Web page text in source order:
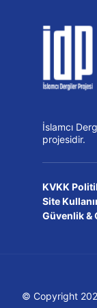
İslamcı
projesidir.
KVKK
Site
Güvenlik &
© Copyright